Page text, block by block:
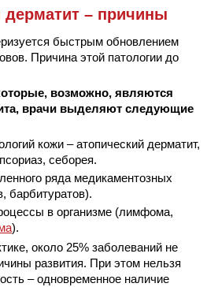
– причины
быстрым обновлением
Причина этой патологии до
возможно, являются
врачи выделяют следующие
кожи – атопический дерматит,
себорея.
ряда медикаментозных
барбитуратов).
в организме (лимфома,
).
около 25% заболеваний не
развития. При этом нельзя
– одновременное наличие